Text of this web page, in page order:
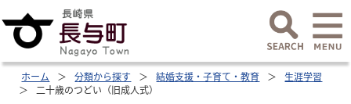
ホーム 分類から探す 結婚支援・子育て・教育
生涯学習
二十歳のつどい（旧成人式）